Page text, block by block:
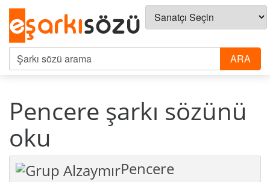
Pencere şarkı sözünü
oku
Pencere